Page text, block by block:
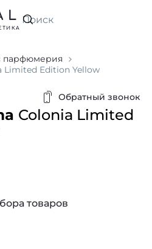
Искать
парфюмерия
Limited Edition Yellow
Обратный звонок
Colonia Limited
товаров